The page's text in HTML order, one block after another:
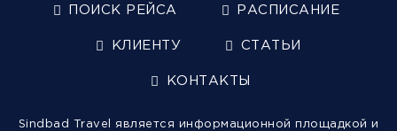
ПОИСК РЕЙСА РАСПИСАНИЕ
КЛИЕНТУ СТАТЬИ
КОНТАКТЫ
Sindbad Travel является информационной площадкой и